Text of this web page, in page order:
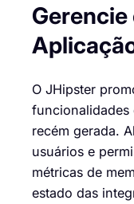
O JHipster
funcionalidades
recém gerada.
usuários e
métricas de
estado das